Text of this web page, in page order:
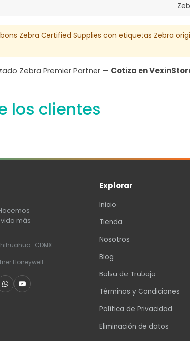
Zebra Certified Supplies con etiquetas Zebra
Zebra Premier Partner — Cotiza en
los clientes
más
· CDMX
Honeywell
Explorar
Inicio
Tienda
Nosotros
Blog
Bolsa de Trabajo
Términos y Condiciones
Política de Privacidad
Eliminación de datos